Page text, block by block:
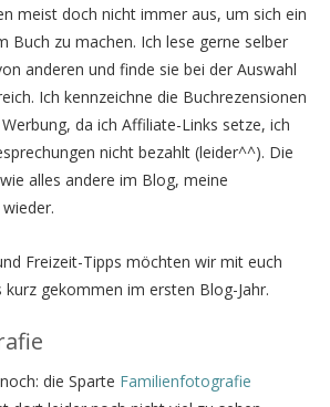
meist doch nicht immer aus, um sich ein
Buch zu machen. Ich lese gerne selber
anderen und finde sie bei der Auswahl
Ich kennzeichne die Buchrezensionen
da ich Affiliate-Links setze, ich
nicht bezahlt (leider^^). Die
alles andere im Blog, meine
Freizeit-Tipps möchten wir mit euch
gekommen im ersten Blog-Jahr.
die Sparte Familienfotografie